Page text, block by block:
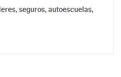
seguros, autoescuelas,